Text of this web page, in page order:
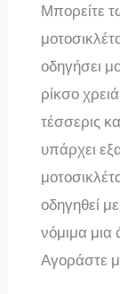
Μπορείτε
οδηγήσει
ρίκσο
τέσσερις
υπάρχει
οδηγηθεί
νόμιμα μια
Αγοράστε